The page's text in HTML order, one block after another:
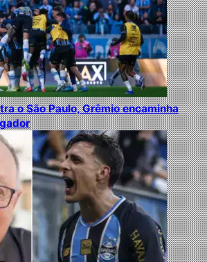
o São Paulo, Grêmio encaminha